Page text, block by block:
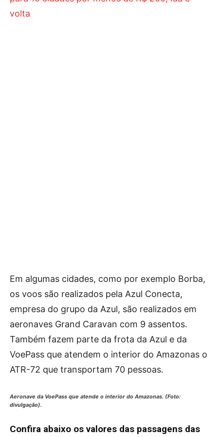
volta
Em algumas cidades, como por exemplo Borba,
os voos são realizados pela Azul Conecta,
empresa do grupo da Azul, são realizados em
aeronaves Grand Caravan com 9 assentos.
Também fazem parte da frota da Azul e da
VoePass que atendem o interior do Amazonas o
ATR-72 que transportam 70 pessoas.
Aeronave da VoePass que atende o interior do Amazonas. (Foto:
divulgação).
Confira abaixo os valores das passagens das